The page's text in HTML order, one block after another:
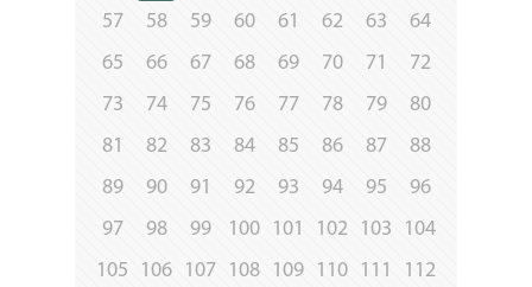
57
58 59 60 61 62 63
64
65
66 67 68 69 70 71
72
73
74 75 76 77 78 79
80
81
82 83 84 85 86 87
88
89
90 91 92 93 94 95
96
97
98 99 100 101 102 103
104
105
106 107 108 109 110 111
112